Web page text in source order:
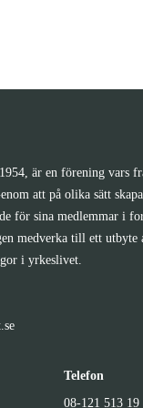
är en förening vars
att på olika sätt
för sina medlemmar i
medverka till ett utbyte
i yrkeslivet.
Telefon
08-121 513 19